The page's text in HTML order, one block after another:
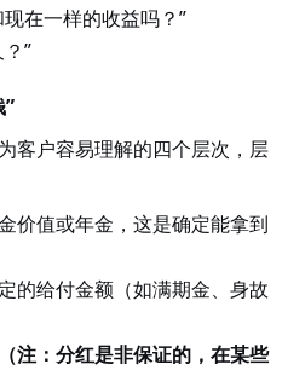
在一样的收益吗？”
”
客户容易理解的四个层次，层
价值或年金，这是确定能拿到
的给付金额（如满期金、身故
（注：分红是非保证的，在某些